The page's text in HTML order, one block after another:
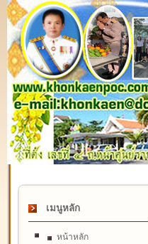
เมนูหลัก
หน้าหลัก